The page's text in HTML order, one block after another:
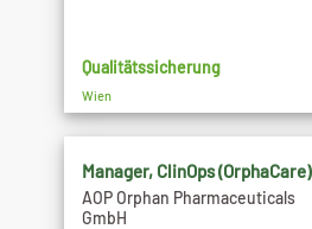
Qualitätssicherung
Wien
Manager, ClinOps (OrphaCare)
AOP Orphan Pharmaceuticals
GmbH